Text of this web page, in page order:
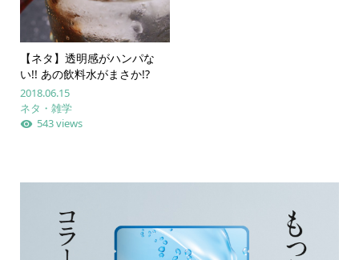
【ネタ】透明感がハンパな
い!! あの飲料水がまさか!?
2018.06.15
ネタ・雑学
543 views